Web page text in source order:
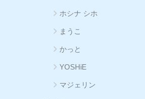
ホシナ シホ
まうこ
かっと
YOSHiE
マジェリン